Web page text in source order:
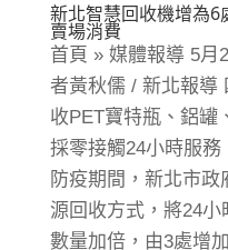
新北智慧回收機增為6
賣場消費
首頁 » 媒體報導 5月
者黃秋儒 / 新北報導
收PET寶特瓶、鋁罐
採零接觸24小時服務
防疫期間，新北市
源回收方式，將24
數量加倍，由3處增